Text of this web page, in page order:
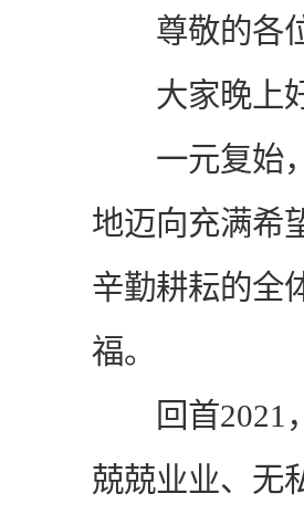
尊敬的各位
大家晚上
一元复始，
地迈向充满希
辛勤耕耘的全
福。
回首2021，
兢兢业业、无